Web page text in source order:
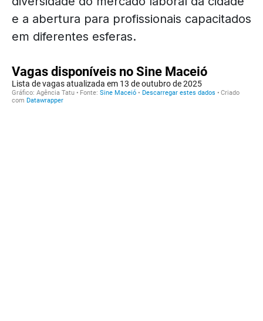
e a abertura para profissionais capacitados
em diferentes esferas.